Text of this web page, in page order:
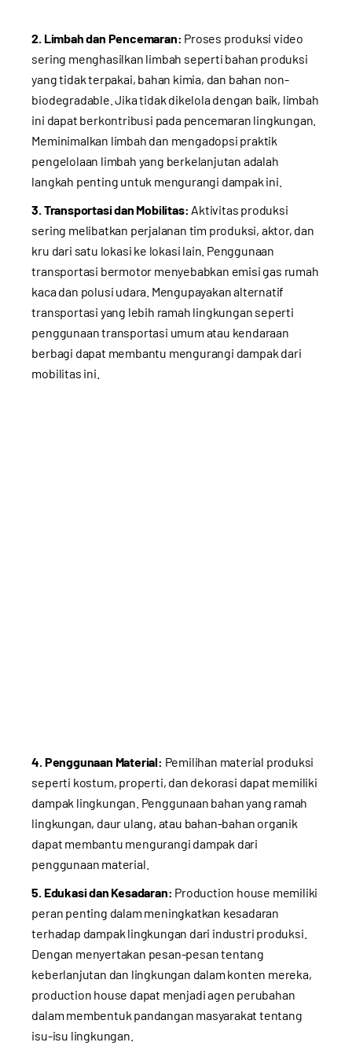
2. Limbah dan Pencemaran: Proses produksi video
sering menghasilkan limbah seperti bahan produksi
yang tidak terpakai, bahan kimia, dan bahan non-
biodegradable. Jika tidak dikelola dengan baik, limbah
ini dapat berkontribusi pada pencemaran lingkungan.
Meminimalkan limbah dan mengadopsi praktik
pengelolaan limbah yang berkelanjutan adalah
langkah penting untuk mengurangi dampak ini.
3. Transportasi dan Mobilitas: Aktivitas produksi
sering melibatkan perjalanan tim produksi, aktor, dan
kru dari satu lokasi ke lokasi lain. Penggunaan
transportasi bermotor menyebabkan emisi gas rumah
kaca dan polusi udara. Mengupayakan alternatif
transportasi yang lebih ramah lingkungan seperti
penggunaan transportasi umum atau kendaraan
berbagi dapat membantu mengurangi dampak dari
mobilitas ini.
4. Penggunaan Material: Pemilihan material produksi
seperti kostum, properti, dan dekorasi dapat memiliki
dampak lingkungan. Penggunaan bahan yang ramah
lingkungan, daur ulang, atau bahan-bahan organik
dapat membantu mengurangi dampak dari
penggunaan material.
5. Edukasi dan Kesadaran: Production house memiliki
peran penting dalam meningkatkan kesadaran
terhadap dampak lingkungan dari industri produksi.
Dengan menyertakan pesan-pesan tentang
keberlanjutan dan lingkungan dalam konten mereka,
production house dapat menjadi agen perubahan
dalam membentuk pandangan masyarakat tentang
isu-isu lingkungan.